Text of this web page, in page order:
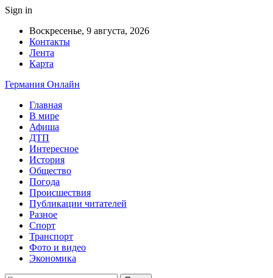
Sign in
Воскресенье, 9 августа, 2026
Контакты
Лента
Карта
Германия Онлайн
Главная
В мире
Афиша
ДТП
Интересное
История
Общество
Погода
Происшествия
Публикации читателей
Разное
Спорт
Транспорт
Фото и видео
Экономика